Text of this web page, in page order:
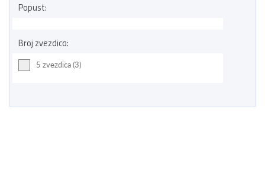
Popust:
Broj zvezdica:
5 zvezdica (3)